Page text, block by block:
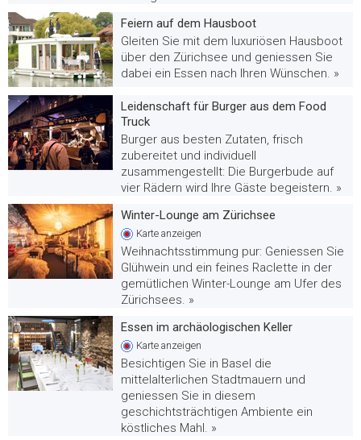
Feiern auf dem Hausboot
Gleiten Sie mit dem luxuriösen Hausboot
über den Zürichsee und geniessen Sie
dabei ein Essen nach Ihren Wünschen. »
Leidenschaft für Burger aus dem Food
Truck
Burger aus besten Zutaten, frisch
zubereitet und individuell
zusammengestellt: Die Burgerbude auf
vier Rädern wird Ihre Gäste begeistern. »
Winter-Lounge am Zürichsee
Karte anzeigen
Weihnachtsstimmung pur: Geniessen Sie
Glühwein und ein feines Raclette in der
gemütlichen Winter-Lounge am Ufer des
Zürichsees. »
Essen im archäologischen Keller
Karte anzeigen
Besichtigen Sie in Basel die
mittelalterlichen Stadtmauern und
geniessen Sie in diesem
geschichtsträchtigen Ambiente ein
köstliches Mahl. »